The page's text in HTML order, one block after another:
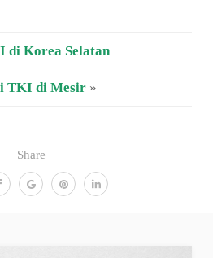
Share
di Korea Selatan
TKI di Mesir »